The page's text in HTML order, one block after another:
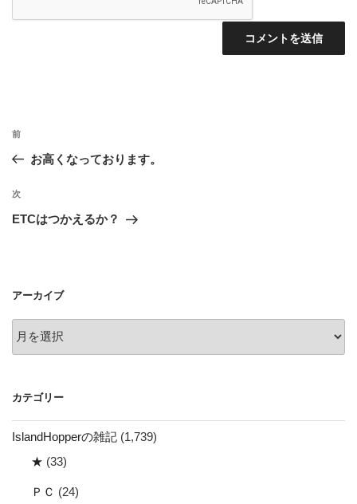
投
ビ
ゲ
ン
前
の
稿
前
お高くなっております。
次
の
次
ETCはつかえるか？
アーカイブ
ー
ブ
カテゴリー
IslandHopperの雑記 (1,739)
★ (33)
ＰＣ (24)